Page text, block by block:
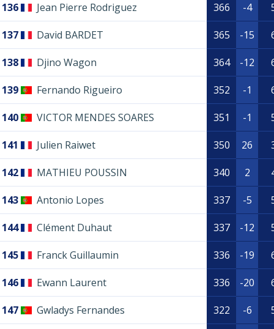
136 Jean Pierre Rodriguez 366 -4
137 David BARDET 365 -15
138 Djino Wagon 364 -12
139 Fernando Rigueiro 352 -1
140 VICTOR MENDES SOARES 351 -1
141 Julien Raiwet 350 26
142 MATHIEU POUSSIN 340 2
143 Antonio Lopes 337 -5
144 Clément Duhaut 337 -12
145 Franck Guillaumin 336 -19
146 Ewann Laurent 336 -20
147 Gwladys Fernandes 322 -6